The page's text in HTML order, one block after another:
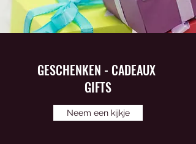
GESCHENKEN - CADEAUX
GIFTS
Neem een kijkje